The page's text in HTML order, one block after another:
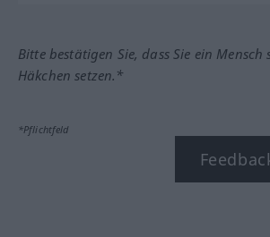
Bitte bestätigen Sie, dass Sie ein Mensch
Häkchen setzen.*
*Pflichtfeld